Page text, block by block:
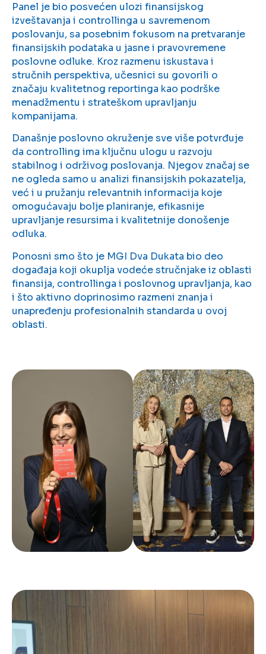
Panel je bio posvećen ulozi finansijskog
izveštavanja i controllinga u savremenom
poslovanju, sa posebnim fokusom na pretvaranje
finansijskih podataka u jasne i pravovremene
poslovne odluke. Kroz razmenu iskustava i
stručnih perspektiva, učesnici su govorili o
značaju kvalitetnog reportinga kao podrške
menadžmentu i strateškom upravljanju
kompanijama.
Današnje poslovno okruženje sve više potvrđuje
da controlling ima ključnu ulogu u razvoju
stabilnog i održivog poslovanja. Njegov značaj se
ne ogleda samo u analizi finansijskih pokazatelja,
već i u pružanju relevantnih informacija koje
omogućavaju bolje planiranje, efikasnije
upravljanje resursima i kvalitetnije donošenje
odluka.
Ponosni smo što je MGI Dva Dukata bio deo
događaja koji okuplja vodeće stručnjake iz oblasti
finansija, controllinga i poslovnog upravljanja, kao
i što aktivno doprinosimo razmeni znanja i
unapređenju profesionalnih standarda u ovoj
oblasti.